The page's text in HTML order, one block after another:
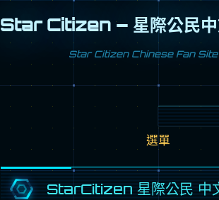
Star Citizen – 星際公民中
Star Citizen Chinese Fan Site
搜
尋
關
鍵
字:
選單
跳
區
StarCitizen 星際公民 中